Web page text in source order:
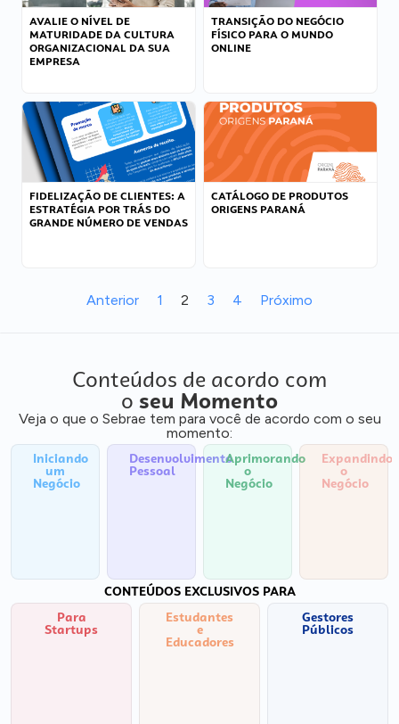
AVALIE O NÍVEL DE
MATURIDADE DA CULTURA
ORGANIZACIONAL DA SUA
EMPRESA
TRANSIÇÃO DO NEGÓCIO
FÍSICO PARA O MUNDO
ONLINE
FIDELIZAÇÃO DE CLIENTES: A
ESTRATÉGIA POR TRÁS DO
GRANDE NÚMERO DE VENDAS
CATÁLOGO DE PRODUTOS
ORIGENS PARANÁ
Anterior 1 2 3 4 Próximo
Conteúdos de acordo com
o seu Momento
Veja o que o Sebrae tem para você de acordo com o seu
momento:
Iniciando
um
Negócio
Desenvolvimento
Pessoal
Aprimorando
o
Negócio
Expandindo
o
Negócio
CONTEÚDOS EXCLUSIVOS PARA
Para
Startups
Estudantes
e
Educadores
Gestores
Públicos